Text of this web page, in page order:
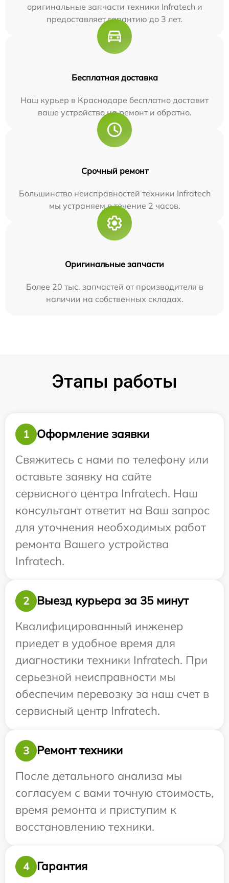
оригинальные запчасти техники Infratech и
предоставляет гарантию до 3 лет.
Бесплатная доставка
Наш курьер в Краснодаре бесплатно доставит
ваше устройство на ремонт и обратно.
Срочный ремонт
Большинство неисправностей техники Infratech
мы устраняем в течение 2 часов.
Оригинальные запчасти
Более 20 тыс. запчастей от производителя в
наличии на собственных складах.
Этапы работы
1
Оформление заявки
Свяжитесь с нами по телефону или
оставьте заявку на сайте
сервисного центра Infratech. Наш
консультант ответит на Ваш запрос
для уточнения необходимых работ
ремонта Вашего устройства
Infratech.
2
Выезд курьера за 35 минут
Квалифицированный инженер
приедет в удобное время для
диагностики техники Infratech. При
серьезной неисправности мы
обеспечим перевозку за наш счет в
сервисный центр Infratech.
3
Ремонт техники
После детального анализа мы
согласуем с вами точную стоимость,
время ремонта и приступим к
восстановлению техники.
4 Гарантия